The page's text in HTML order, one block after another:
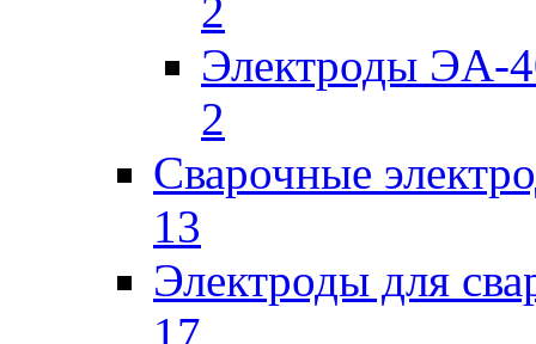
2
Электроды ЭА-
2
Сварочные
13
Электроды для
17